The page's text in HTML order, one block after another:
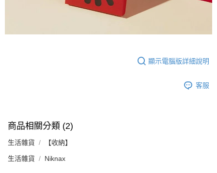
顯示電腦版詳細說明
客服
商品相關分類 (2)
生活雜貨 【收納】
生活雜貨 Niknax